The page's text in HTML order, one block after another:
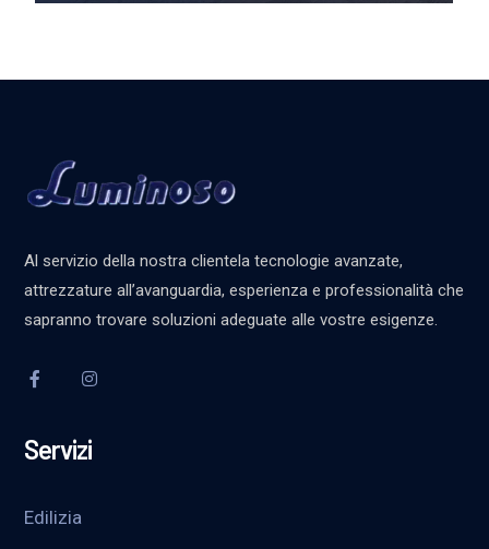
Al servizio della nostra clientela tecnologie avanzate,
attrezzature all’avanguardia, esperienza e professionalità che
sapranno trovare soluzioni adeguate alle vostre esigenze.
Servizi
Edilizia